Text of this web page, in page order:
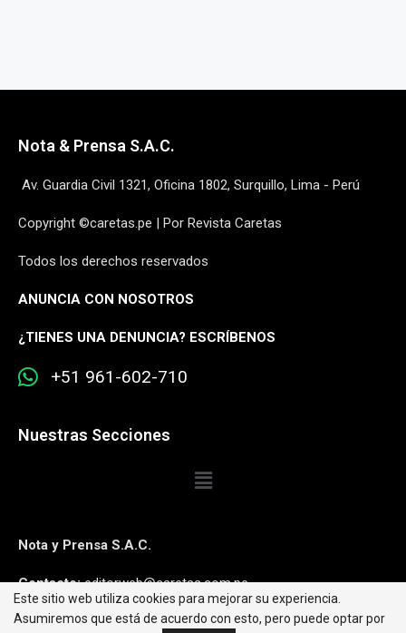
Nota & Prensa S.A.C.
Av. Guardia Civil 1321, Oficina 1802, Surquillo, Lima - Perú
Copyright ©caretas.pe | Por Revista Caretas
Todos los derechos reservados
ANUNCIA CON NOSOTROS
¿TIENES UNA DENUNCIA? ESCRÍBENOS
+51 961-602-710
Nuestras Secciones
Nota y Prensa S.A.C.
Contacto:editorweb@caretas.com.pe
Síguenos:
Este sitio web utiliza cookies para mejorar su experiencia.
Asumiremos que está de acuerdo con esto, pero puede optar por